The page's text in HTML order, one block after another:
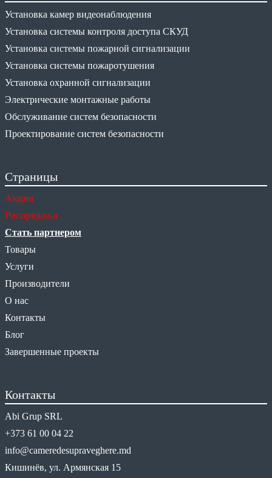
Установка камер видеонаблюдения
Установка системы контроля доступа СКУД
Установка системы пожарной сигнализации
Установка системы пожаротушения
Установка охранной сигнализации
Электрические монтажные работы
Обслуживание систем безопасности
Проектирование систем безопасности
Страницы
Акции
Распродажа
Стать партнером
Товары
Услуги
Производители
О нас
Контакты
Блог
Завершенные проекты
Контакты
Abi Grup SRL
+373 61 00 04 22
info@cameredesupraveghere.md
Кишинёв, ул. Армянская 15